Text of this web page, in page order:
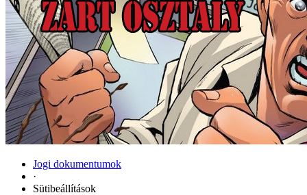
Jogi dokumentumok
·
Sütibeállítások